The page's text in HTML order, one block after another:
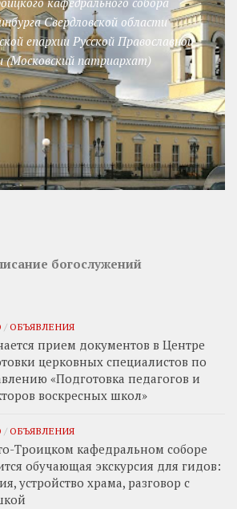
Свердловской области
епархии Русской Православной
(Московский патриархат)
богослужений
/ ОБЪЯВЛЕНИЯ
прием документов в Центре
церковных специалистов по
«Подготовка педагогов и
воскресных школ»
/ ОБЪЯВЛЕНИЯ
Троицком кафедральном соборе
обучающая экскурсия для гидов:
устройство храма, разговор с